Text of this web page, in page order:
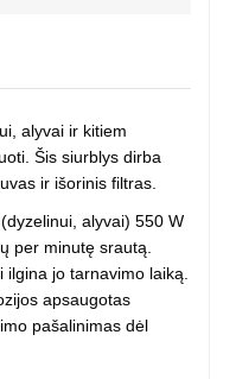
alyvai ir kitiem
Šis siurblys dirba
ir išorinis filtras.
alyvai) 550 W
per minutę srautą.
ilgina jo tarnavimo laiką.
apsaugotas
pašalinimas dėl